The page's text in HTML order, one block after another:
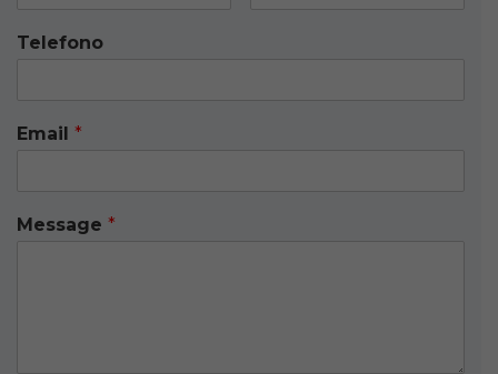
Telefono
Email *
Message *